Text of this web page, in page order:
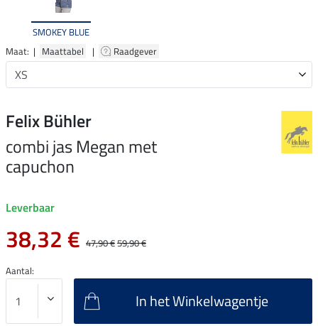
SMOKEY BLUE
Maat: | Maattabel | Raadgever
Felix Bühler
combi jas Megan met
capuchon
Leverbaar
38,32 € 47,90 €59,90 €
Aantal:
In het Winkelwagentje